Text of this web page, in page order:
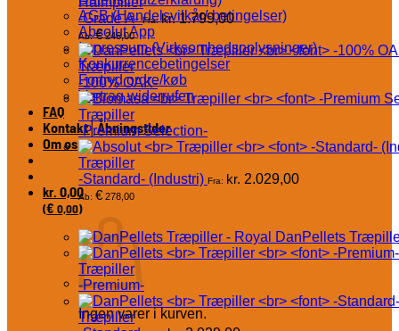
AGB (Handelsvilkår/-betingelser)
Absolut App
Impressum (Virksomhedsoplysninger)
Konkurrencebetingelser
Fortryd ordre/køb
Vertrag widerrufen
FAQ
Kontakt│Åbningstider
Om os
kr. 0,00
(€ 0,00)
Ingen varer i kurven.
-Grade A-Fra:kr.1.799,00
Ab:€246,00
Træpiller
-100% OAK-
Træpiller
-Premium Selection-
Træpiller
-Standard- (Industri) Fra: kr. 2.029,00
Ab: € 278,00
DanPellets
Træpiller
-Premium-
Træpiller